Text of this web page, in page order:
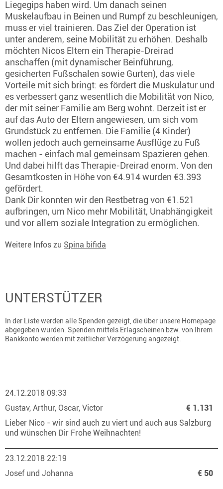
Liegegips haben wird. Um danach seinen
Muskelaufbau in Beinen und Rumpf zu beschleunigen,
muss er viel trainieren. Das Ziel der Operation ist
unter anderem, seine Mobilität zu erhöhen. Deshalb
möchten Nicos Eltern ein Therapie-Dreirad
anschaffen (mit dynamischer Beinführung,
gesicherten Fußschalen sowie Gurten), das viele
Vorteile mit sich bringt: es fördert die Muskulatur und
es verbessert ganz wesentlich die Mobilität von Nico,
der mit seiner Familie am Berg wohnt. Derzeit ist er
auf das Auto der Eltern angewiesen, um sich vom
Grundstück zu entfernen. Die Familie (4 Kinder)
wollen jedoch auch gemeinsame Ausflüge zu Fuß
machen - einfach mal gemeinsam Spazieren gehen.
Und dabei hilft das Therapie-Dreirad enorm. Von den
Gesamtkosten in Höhe von €4.914 wurden €3.393
gefördert.
Dank Dir konnten wir den Restbetrag von €1.521
aufbringen, um Nico mehr Mobilität, Unabhängigkeit
und vor allem soziale Integration zu ermöglichen.
Weitere Infos zu Spina bifida
UNTERSTÜTZER
In der Liste werden alle Spenden gezeigt, die über unsere Homepage
abgegeben wurden. Spenden mittels Erlagscheinen bzw. von Ihrem
Bankkonto werden mit zeitlicher Verzögerung angezeigt.
24.12.2018 09:33
Gustav, Arthur, Oscar, Victor
€ 1.131
Lieber Nico - wir sind auch zu viert und auch aus Salzburg
und wünschen Dir Frohe Weihnachten!
23.12.2018 22:19
Josef und Johanna
€ 50